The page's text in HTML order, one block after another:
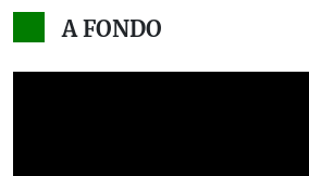
A FONDO